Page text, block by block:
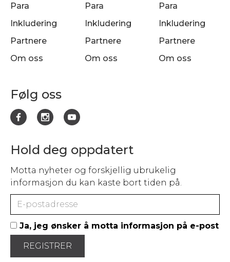
Para
Inkludering
Partnere
Om oss
Para
Inkludering
Partnere
Om oss
Para
Inkludering
Partnere
Om oss
Følg oss
Hold deg oppdatert
Motta nyheter og forskjellig ubrukelig
informasjon du kan kaste bort tiden på.
Ja, jeg ønsker å motta informasjon på e-post